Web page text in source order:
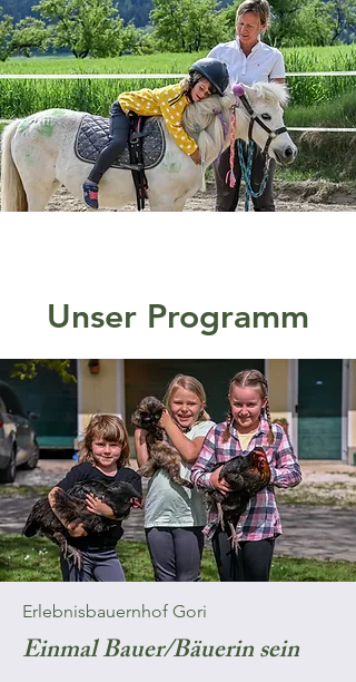
Unser Programm
Erlebnisbauernhof Gori
Einmal Bauer/Bäuerin sein